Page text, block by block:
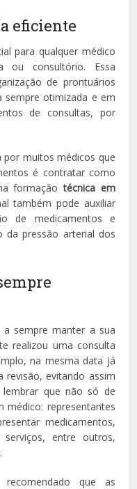
eficiente
para qualquer médico
ou consultório. Essa
de prontuários
sempre otimizada e em
de consultas, por
por muitos médicos que
é contratar como
formaçãotécnica em
também pode auxiliar
de medicamentos e
da pressão arterial dos
a sempre manter a sua
realizou uma consulta
na mesma data já
evitando assim
lembrar que não só de
médico: representantes
medicamentos,
entre outros,
que as